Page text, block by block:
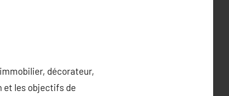
décorateur,
et les objectifs de